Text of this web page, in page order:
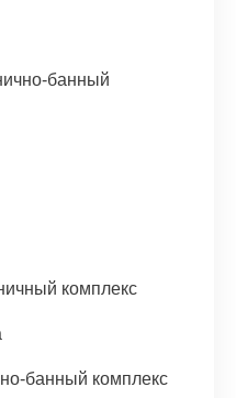
банный
комплекс
банный комплекс